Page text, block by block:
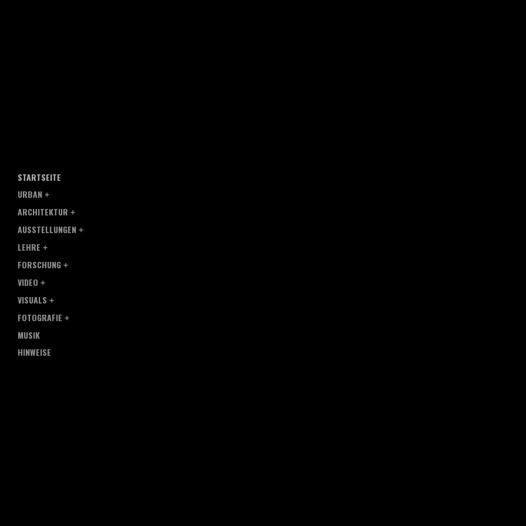
STARTSEITE
URBAN
ARCHITEKTUR
AUSSTELLUNGEN
LEHRE
FORSCHUNG
VIDEO
VISUALS
FOTOGRAFIE
MUSIK
HINWEISE